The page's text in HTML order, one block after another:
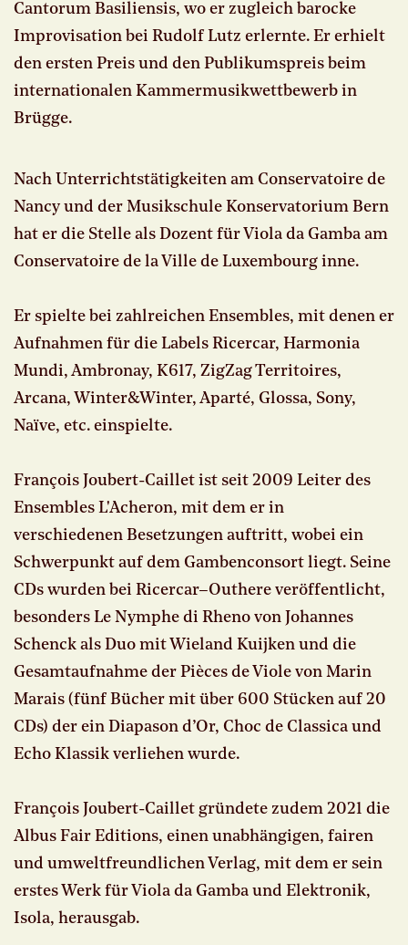
Cantorum Basiliensis, wo er zugleich barocke
Improvisation bei Rudolf Lutz erlernte. Er erhielt
den ersten Preis und den Publikumspreis beim
internationalen Kammermusikwettbewerb in
Brügge.
Nach Unterrichtstätigkeiten am Conservatoire de
Nancy und der Musikschule Konservatorium Bern
hat er die Stelle als Dozent für Viola da Gamba am
Conservatoire de la Ville de Luxembourg inne.
Er spielte bei zahlreichen Ensembles, mit denen er
Aufnahmen für die Labels Ricercar, Harmonia
Mundi, Ambronay, K617, ZigZag Territoires,
Arcana, Winter&Winter, Aparté, Glossa, Sony,
Naïve, etc. einspielte.
François Joubert-Caillet ist seit 2009 Leiter des
Ensembles L'Acheron, mit dem er in
verschiedenen Besetzungen auftritt, wobei ein
Schwerpunkt auf dem Gambenconsort liegt. Seine
CDs wurden bei Ricercar–Outhere veröffentlicht,
besonders Le Nymphe di Rheno von Johannes
Schenck als Duo mit Wieland Kuijken und die
Gesamtaufnahme der Pièces de Viole von Marin
Marais (fünf Bücher mit über 600 Stücken auf 20
CDs) der ein Diapason d’Or, Choc de Classica und
Echo Klassik verliehen wurde.
François Joubert-Caillet gründete zudem 2021 die
Albus Fair Editions, einen unabhängigen, fairen
und umweltfreundlichen Verlag, mit dem er sein
erstes Werk für Viola da Gamba und Elektronik,
Isola, herausgab.